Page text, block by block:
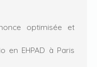
optimisée et
en EHPAD à Paris